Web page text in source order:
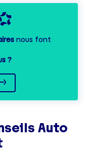
nous font
?
Auto